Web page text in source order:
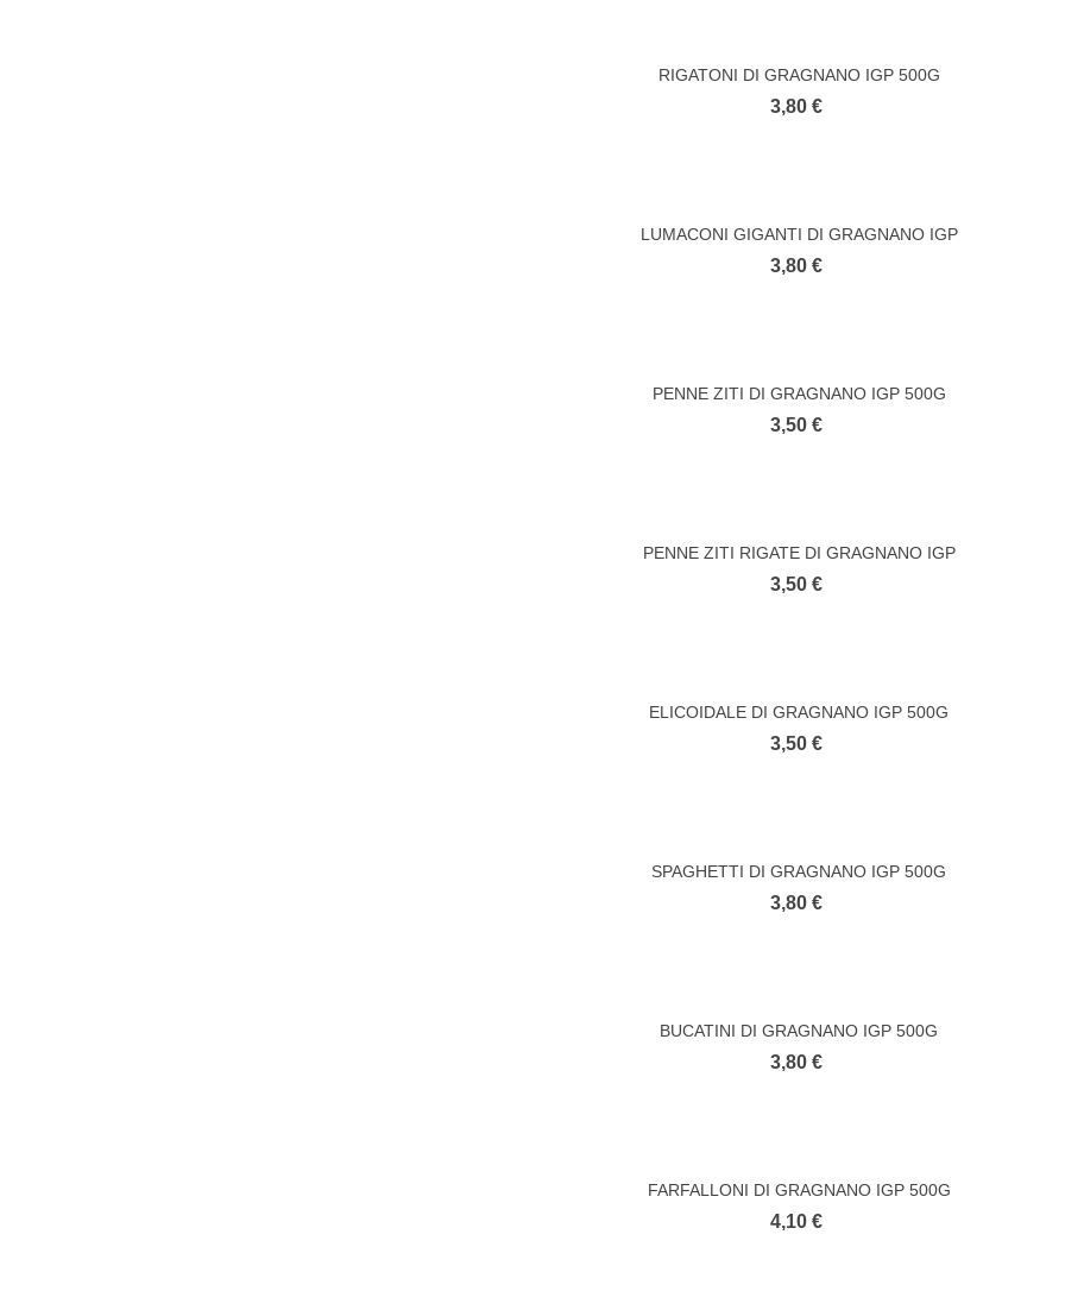
RIGATONI DI GRAGNANO IGP 500G
3,80 €
LUMACONI GIGANTI DI GRAGNANO IGP
3,80 €
PENNE ZITI DI GRAGNANO IGP 500G
3,50 €
PENNE ZITI RIGATE DI GRAGNANO IGP
3,50 €
ELICOIDALE DI GRAGNANO IGP 500G
3,50 €
SPAGHETTI DI GRAGNANO IGP 500G
3,80 €
BUCATINI DI GRAGNANO IGP 500G
3,80 €
FARFALLONI DI GRAGNANO IGP 500G
4,10 €